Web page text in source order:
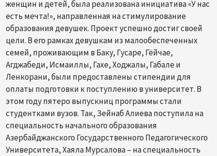
женщин и детей, была реализована инициатива «У нас
есть мечта!», направленная на стимулирование
образования девушек. Проект успешно достиг своей
цели. В его рамках девушкам из малообеспеченных
семей, проживающим в Баку, Гусаре, Гёйчае,
Агджабеди, Исмаиллы, Гахе, Ходжалы, Габале и
Ленкорани, были предоставлены стипендии для
оплаты подготовки к поступлению в университет. В
этом году пятеро выпускниц программы стали
студентками вузов. Так, Зейнаб Алиева поступила на
специальность начального образования
Азербайджанского Государственного Педагогического
Университета, Хаяла Мурсалова – на специальность